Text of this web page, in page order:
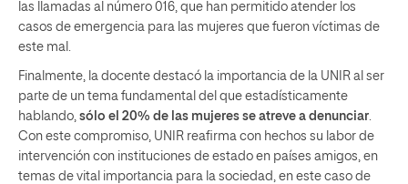
las llamadas al número 016, que han permitido atender los
casos de emergencia para las mujeres que fueron víctimas de
este mal.
Finalmente, la docente destacó la importancia de la UNIR al ser
parte de un tema fundamental del que estadísticamente
hablando, sólo el 20% de las mujeres se atreve a denunciar.
Con este compromiso, UNIR reafirma con hechos su labor de
intervención con instituciones de estado en países amigos, en
temas de vital importancia para la sociedad, en este caso de